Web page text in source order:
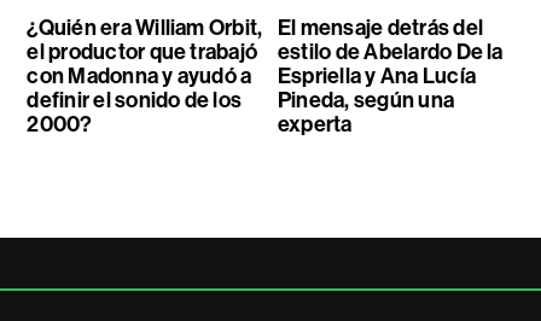
¿Quién era William Orbit,
el productor que trabajó
con Madonna y ayudó a
definir el sonido de los
2000?
El mensaje detrás del
estilo de Abelardo De la
Espriella y Ana Lucía
Pineda, según una
experta